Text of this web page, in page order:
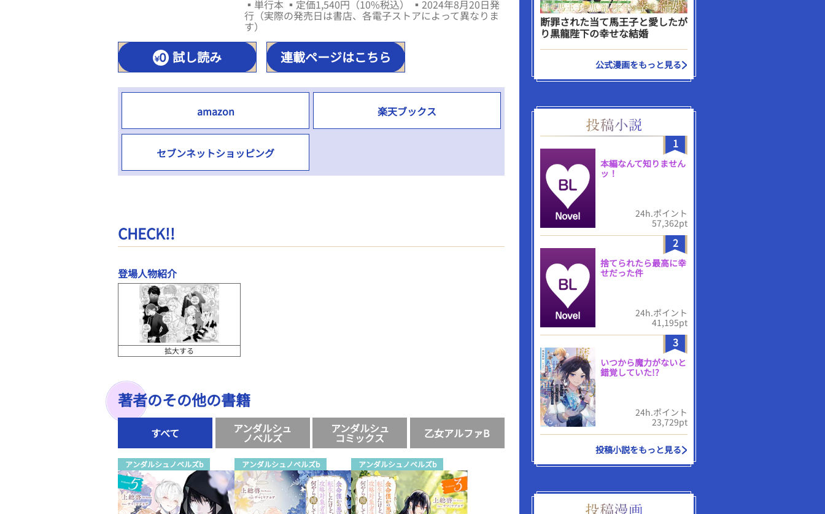
▪単行本 ▪定価1,540円（10%税込） ▪2024年8月20日発
行（実際の発売日は書店、各電子ストアによって異なりま
す）
試し読み 連載ページはこちら
amazon 楽天ブックス
セブンネットショッピング
CHECK!!
登場人物紹介
拡大する
著者のその他の書籍
すべて アンダルシュ
ノベルズ
アンダルシュ
コミックス 乙女アルファB
アンダルシュノベルズb アンダルシュノベルズb アンダルシュノベルズb
断罪された当て馬王子と愛したが
り黒龍陛下の幸せな結婚
公式漫画をもっと見る
1
本編なんて知りません
ッ！
24h.ポイント
57,362pt
2
捨てられたら最高に幸
せだった件
24h.ポイント
41,195pt
3
いつから魔力がないと
錯覚していた!?
24h.ポイント
23,729pt
投稿小説をもっと見る